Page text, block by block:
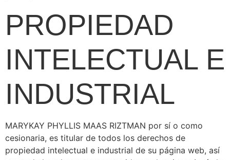
PROPIEDAD
INTELECTUAL E
INDUSTRIAL
MARYKAY PHYLLIS MAAS RIZTMAN por sí o como
cesionaria, es titular de todos los derechos de
propiedad intelectual e industrial de su página web, así